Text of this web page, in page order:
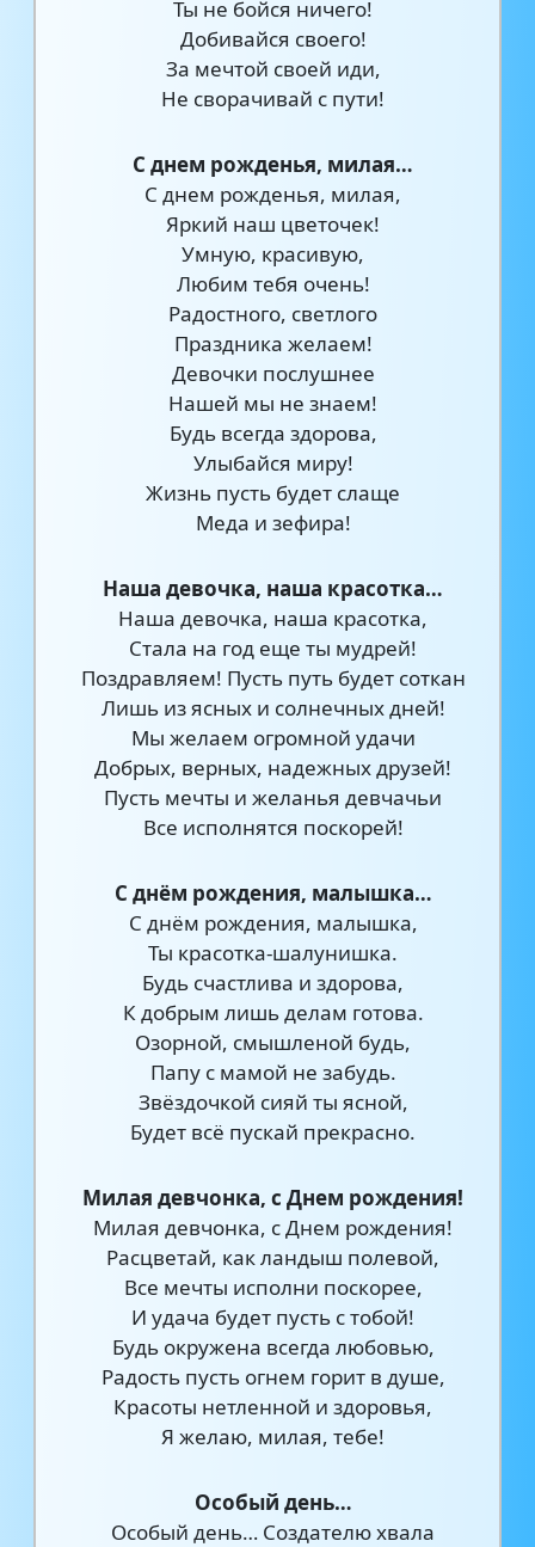
Ты не бойся ничего!
Добивайся своего!
За мечтой своей иди,
Не сворачивай с пути!
С днем рожденья, милая…
С днем рожденья, милая,
Яркий наш цветочек!
Умную, красивую,
Любим тебя очень!
Радостного, светлого
Праздника желаем!
Девочки послушнее
Нашей мы не знаем!
Будь всегда здорова,
Улыбайся миру!
Жизнь пусть будет слаще
Меда и зефира!
Наша девочка, наша красотка…
Наша девочка, наша красотка,
Стала на год еще ты мудрей!
Поздравляем! Пусть путь будет соткан
Лишь из ясных и солнечных дней!
Мы желаем огромной удачи
Добрых, верных, надежных друзей!
Пусть мечты и желанья девчачьи
Все исполнятся поскорей!
С днём рождения, малышка…
С днём рождения, малышка,
Ты красотка-шалунишка.
Будь счастлива и здорова,
К добрым лишь делам готова.
Озорной, смышленой будь,
Папу с мамой не забудь.
Звёздочкой сияй ты ясной,
Будет всё пускай прекрасно.
Милая девчонка, с Днем рождения!
Милая девчонка, с Днем рождения!
Расцветай, как ландыш полевой,
Все мечты исполни поскорее,
И удача будет пусть с тобой!
Будь окружена всегда любовью,
Радость пусть огнем горит в душе,
Красоты нетленной и здоровья,
Я желаю, милая, тебе!
Особый день…
Особый день… Создателю хвала